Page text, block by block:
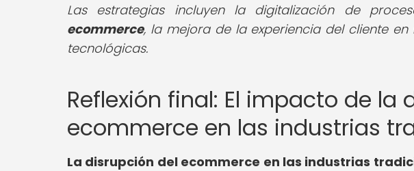
Las estrategias incluyen la digitalización de
ecommerce, la mejora de la experiencia del cliente
tecnológicas.
Reflexión final: El impacto de la
ecommerce en las industrias
La disrupción del ecommerce en las industrias